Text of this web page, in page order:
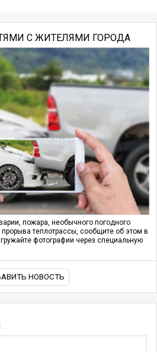
С ЖИТЕЛЯМИ ГОРОДА
пожара, необычного погодного
теплотрассы, сообщите об этом в
фотографии через специальную
НОВОСТЬ